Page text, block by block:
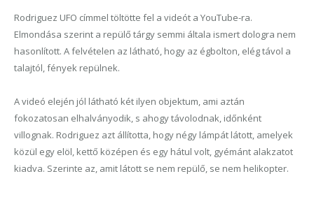
Rodriguez UFO címmel töltötte fel a videót a YouTube-ra.
Elmondása szerint a repülő tárgy semmi általa ismert dologra nem
hasonlított. A felvételen az látható, hogy az égbolton, elég távol a
talajtól, fények repülnek.
A videó elején jól látható két ilyen objektum, ami aztán
fokozatosan elhalványodik, s ahogy távolodnak, időnként
villognak. Rodriguez azt állította, hogy négy lámpát látott, amelyek
közül egy elöl, kettő középen és egy hátul volt, gyémánt alakzatot
kiadva. Szerinte az, amit látott se nem repülő, se nem helikopter.